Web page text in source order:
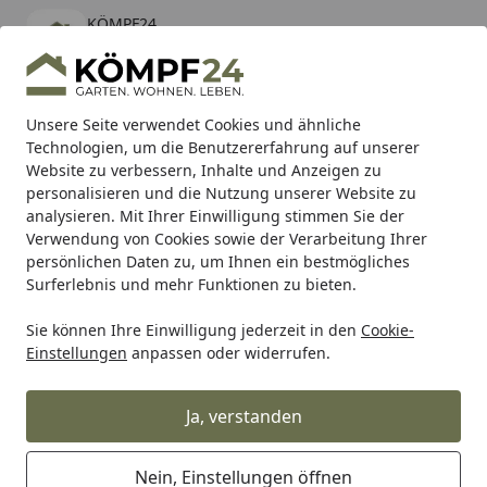
Unsere Seite verwendet Cookies und ähnliche
Technologien, um die Benutzererfahrung auf unserer
Website zu verbessern, Inhalte und Anzeigen zu
personalisieren und die Nutzung unserer Website zu
analysieren. Mit Ihrer Einwilligung stimmen Sie der
Verwendung von Cookies sowie der Verarbeitung Ihrer
persönlichen Daten zu, um Ihnen ein bestmögliches
Surferlebnis und mehr Funktionen zu bieten.
Sie können Ihre Einwilligung jederzeit in den Cookie-
Einstellungen anpassen oder widerrufen.
Ja, verstanden
Nein, Einstellungen öffnen
KÖMPF24
kostenlos - Im App Store
Hotline
Alle Produkte
Mein Konto
Suchen
Karibu Pools inkl. gratis Sandfilteranlage & Pool-
Starterset (Gesamtwert bis 468,99€)
Startseite
Freizeit & Sport Kinderspielgeräte & Spielzeuge
Akubi Kinderspielturm Lotti mit
Satteldach inkl. Wellenrutsche,
Doppelschaukelanbau,